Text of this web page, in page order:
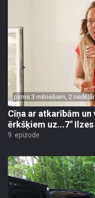
pirms 3 mēnešiem, 2
Cīņa ar atkarībām
ērkšķiem uz...7"
9. epizode